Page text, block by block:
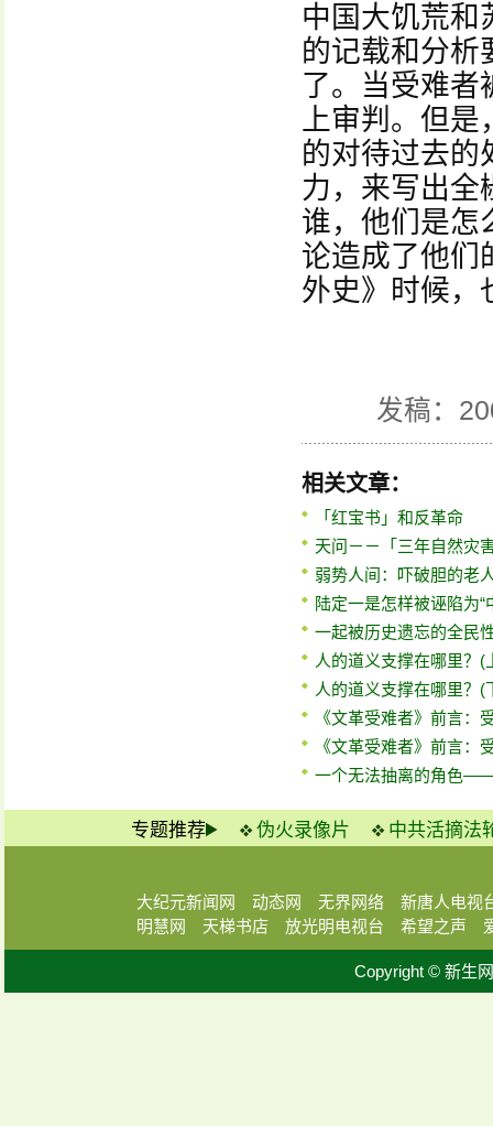
中国大饥荒和
的记载和分析
了。当受难者
上审判。但是
的对待过去的
力，来写出全
谁，他们是怎
论造成了他们
外史》时候，
发稿：
相关文章：
「红宝书」和反革命
天问－－「三年自然灾
弱势人间：吓破胆的老
陆定一是怎样被诬陷为“
一起被历史遗忘的全民
人的道义支撑在哪里？(
人的道义支撑在哪里？(
《文革受难者》前言：
《文革受难者》前言：
一个无法抽离的角色
专题推荐 伪火录像片 中共活摘法
大纪元新闻网 动态网 无界网络
新唐人电视
明慧网
天梯书店 放光明电视台 希望之声
Copyright © 新生